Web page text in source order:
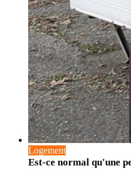
Logement
Est-ce normal qu'une